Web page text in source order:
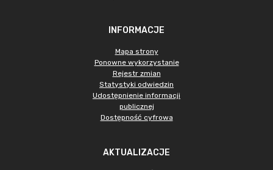
INFORMACJE
Mapa strony
Ponowne wykorzystanie
Rejestr zmian
Statystyki odwiedzin
Udostępnienie informacji
publicznej
Dostępność cyfrowa
AKTUALIZACJE